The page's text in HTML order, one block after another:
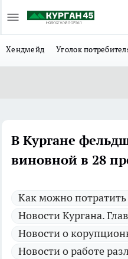
Хендмейд Уголок
В Кургане
виновной в 28
Как можно потратить
Новости Кургана.
Новости о
Новости о работе